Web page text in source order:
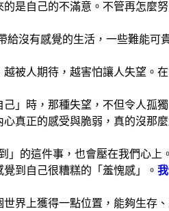
是自己的不滿意。不管再怎麼
沒有感覺的生活，一些難能可
被人期待，越害怕讓人失望。
」時，那種失望，不但令人孤
真正的感受與脆弱，真的沒那
」的這件事，也會壓在我們心上
到自己很糟糕的「羞愧感」。
界上獲得一點位置，能夠生存